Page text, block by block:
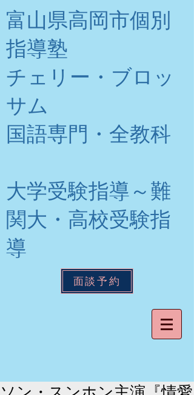
富山県高岡市個別
指導塾
チェリー・ブロッ
サム
​国語専門・全教科
大学受験指導～難
関大・高校受験指
導
面談予約